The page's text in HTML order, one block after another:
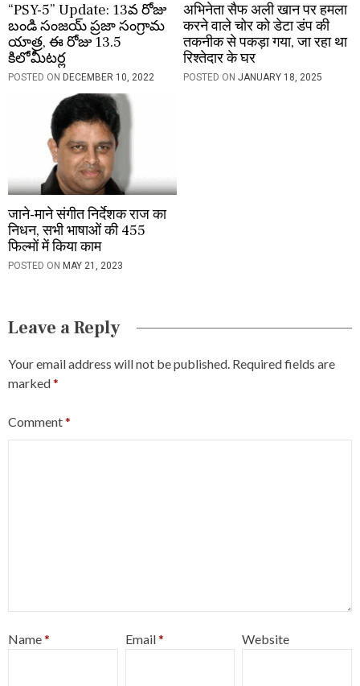
“PSY-5” Update: 13వ రోజు
బండి సంజయ్ ప్రజా సంగ్రామ
యాత్ర, ఈ రోజు 13.5
కిలోమీటర్ల
POSTED ON DECEMBER 10, 2022
अभिनेता सैफ अली खान पर हमला
करने वाले चोर को डेटा डंप की
तकनीक से पकड़ा गया, जा रहा था
रिश्तेदार के घर
POSTED ONJANUARY 18, 2025
जाने-माने संगीत निर्देशक राज का
निधन, सभी भाषाओं की 455
फिल्मों में किया काम
POSTED ON MAY 21, 2023
Leave a Reply
Your email address will not be published. Required fields are
marked*
Comment*
Name* Email* Website